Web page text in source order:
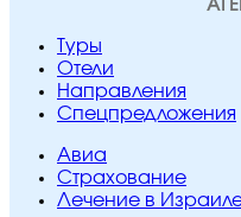
Туры
Отели
Направления
Спецпредложения
Авиа
Страхование
Лечение в